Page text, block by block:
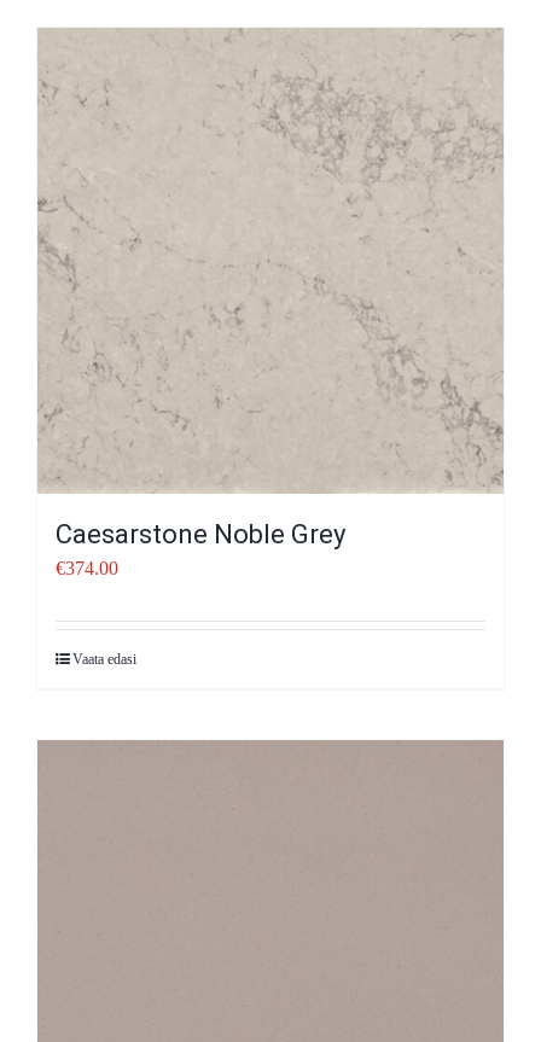
Caesarstone Noble Grey
€374.00
Vaata edasi